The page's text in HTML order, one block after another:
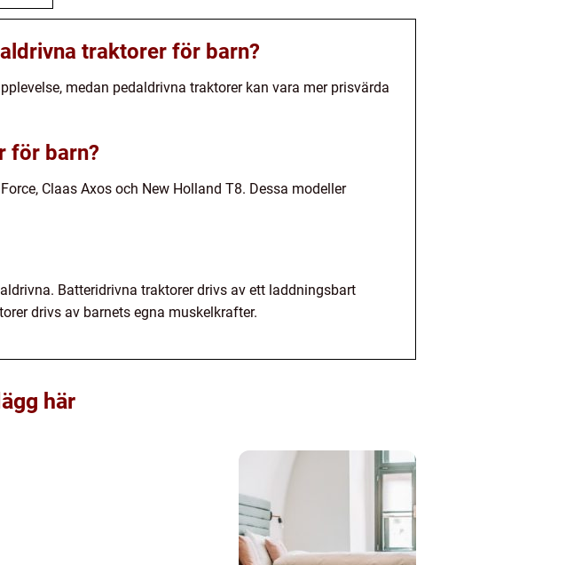
traktorer för barn?
medan pedaldrivna traktorer kan vara mer prisvärda
för barn?
Claas Axos och New Holland T8. Dessa modeller
Batteridrivna traktorer drivs av ett laddningsbart
drivs av barnets egna muskelkrafter.
här